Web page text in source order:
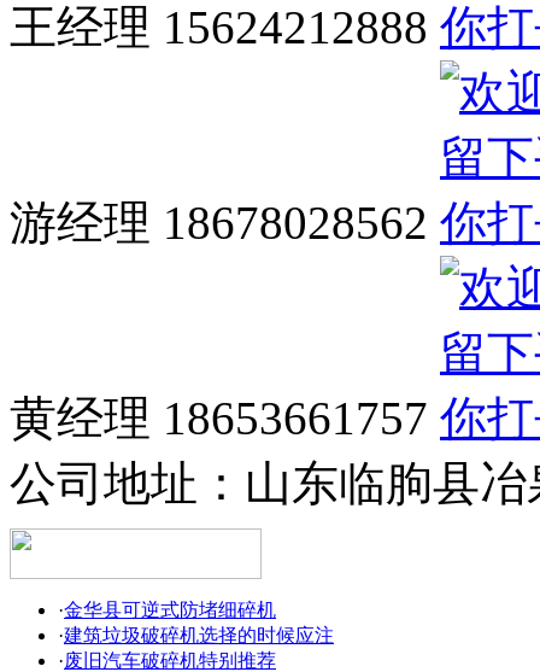
王经理 15624212888
游经理 18678028562
黄经理 18653661757
公司地址： 山东临朐县冶
·金华县可逆式防堵细碎机
·建筑垃圾破碎机选择的时候应注
·废旧汽车破碎机特别推荐